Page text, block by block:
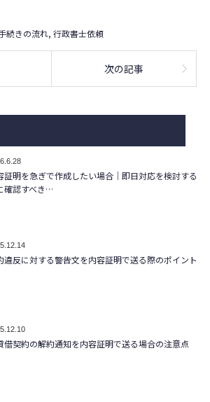
続きの流れ, 行政書士依頼
次の記事
証明を急ぎで作成したい場合｜即日対応を検討する
確認すべき…
違反に対する警告文を内容証明で送る際のポイント
借契約の解約通知を内容証明で送る場合の注意点